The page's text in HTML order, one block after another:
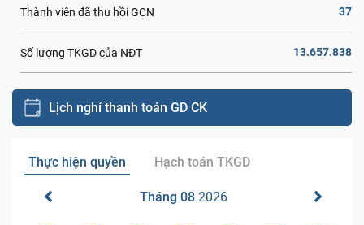
Thành viên đã thu hồi GCN 37
Số lượng TKGD của NĐT 13.657.838
Lịch nghỉ thanh toán GD CK
Thực hiện quyền Hạch toán TKGD
Tháng 08 2026